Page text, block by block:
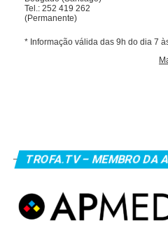
TROFA.TV – MEMBRO DA